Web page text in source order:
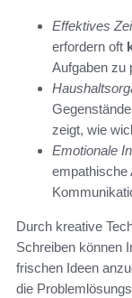
Effektives
erfordern oft
Aufgaben zu
zeigt, wie
Emotionale
empathische
Durch kreative
Schreiben können
frischen Ideen
die